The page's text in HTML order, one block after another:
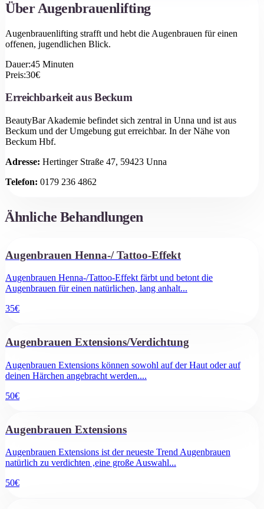
ÜberAugenbrauenlifting
Augenbrauenlifting strafft und hebt die Augenbrauen für einen
offenen, jugendlichen Blick.
Dauer:45 Minuten
Preis:30€
Erreichbarkeit ausBeckum
BeautyBar Akademie befindet sich zentral in Unna und ist aus
Beckum und der Umgebung gut erreichbar. In der Nähe von
Beckum Hbf.
Adresse: Hertinger Straße 47, 59423 Unna
Telefon: 0179 236 4862
Ähnliche Behandlungen
Augenbrauen Henna-/ Tattoo-Effekt
Augenbrauen Henna-/Tattoo-Effekt färbt und betont die
Augenbrauen für einen natürlichen, lang anhalt...
35€
Augenbrauen Extensions/Verdichtung
Augenbrauen Extensions können sowohl auf der Haut oder auf
deinen Härchen angebracht werden....
50€
Augenbrauen Extensions
Augenbrauen Extensions ist der neueste Trend Augenbrauen
natürlich zu verdichten ,eine große Auswahl...
50€